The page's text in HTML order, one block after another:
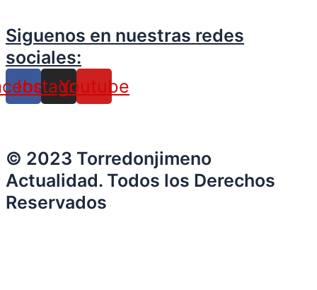
Siguenos en nuestras redes
sociales:
Instagram
Youtube
© 2023 Torredonjimeno
Actualidad. Todos los Derechos
Reservados